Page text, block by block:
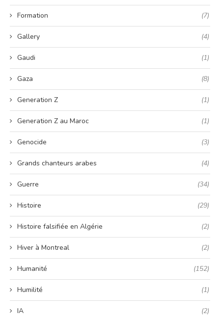
Formation (7)
Gallery (4)
Gaudi (1)
Gaza (8)
Generation Z (1)
Generation Z au Maroc (1)
Genocide (3)
Grands chanteurs arabes (4)
Guerre (34)
Histoire (29)
Histoire falsifiée en Algérie (2)
Hiver à Montreal (2)
Humanité (152)
Humilité (1)
IA (2)